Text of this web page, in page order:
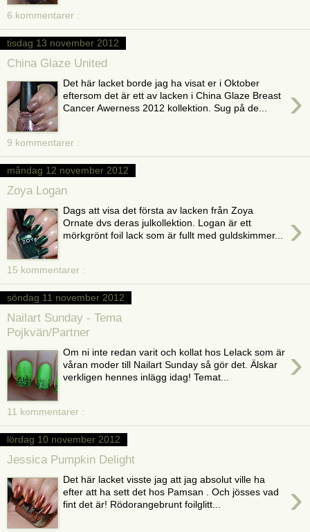
6 kommentarer :
tisdag 13 november 2012
China Glaze United
›
Det här lacket borde jag ha visat er i Oktober
eftersom det är ett av lacken i China Glaze Breast
Cancer Awerness 2012 kollektion. Sug på de...
9 kommentarer :
måndag 12 november 2012
Zoya Logan
›
Dags att visa det första av lacken från Zoya
Ornate dvs deras julkollektion. Logan är ett
mörkgrönt foil lack som är fullt med guldskimmer...
15 kommentarer :
söndag 11 november 2012
Nailart Sunday - Tema
Pojkvän/Partner
›
Om ni inte redan varit och kollat hos Lelack som är
våran moder till Nailart Sunday så gör det. Älskar
verkligen hennes inlägg idag! Temat...
11 kommentarer :
lördag 10 november 2012
Jessica Pumpkin Delight
›
Det här lacket visste jag att jag absolut ville ha
efter att ha sett det hos Pamsan . Och jösses vad
fint det är! Rödorangebrunt foilglitt...